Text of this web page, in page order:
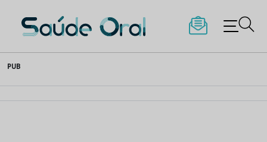
to
content
Saúde Oral
PUB